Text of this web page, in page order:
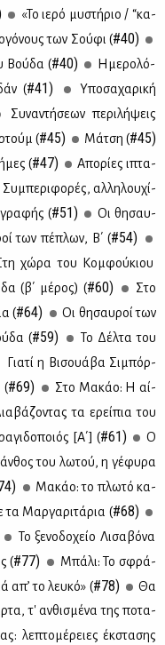
«Το ιε­ρό μυ­στή­ριο / “κα­
των Σού­φι (#40)
Βού­δα (#40)
Ημε­ρο­λό­
(#41)
Υπο­σα­χα­ρι­κή
Συ­να­ντή­σε­ων πε­ρι­λή­ψεις
(#45) Μά­τση (#45)
(#47)
Απο­ρί­ες ιπτα­
Συ­μπε­ρι­φο­ρές, αλ­λη­λου­χί­
γρα­φής (#51)
Οι θη­σαυ­
των πέ­πλων, Β΄ (#54)
χώ­ρα του Κομ­φού­κιου
(β΄ μέ­ρος) (#60)
Στο
(#64)
Οι θη­σαυ­ροί των
(#59)
Το Δέλ­τα του
Για­τί η Βι­σουά­βα Σι­μπόρ­
(#69)
Στο Μα­κάο: Η αί­
τα ερεί­πια του
[Α΄] (#61)
Ο
του λω­τού, η γέ­φυ­ρα
Μα­κάο: το πλω­τό κα­
τα Μαρ­γα­ρι­τά­ρια (#68)
Το ξε­νο­δο­χείο Λι­σα­βό­να
(#77)
Μπά­λι: Το σφρά­
απ’ το λευ­κό» (#78)
Θα
τ' αν­θι­σμέ­να της πο­τα­
λε­πτο­μέ­ρειες έκ­στα­σης